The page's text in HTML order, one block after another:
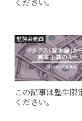
ください。
勉強会動画
この記事は塾生限
ください。